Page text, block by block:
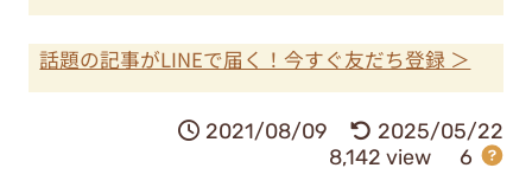
話題の記事がLINEで届く！今すぐ友だち登録 ＞
2021/08/09
2025/05/22
8,142 view
6